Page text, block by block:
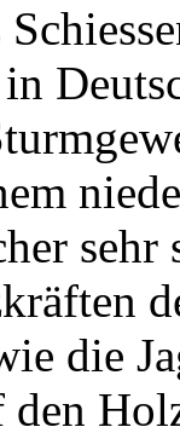
die
den